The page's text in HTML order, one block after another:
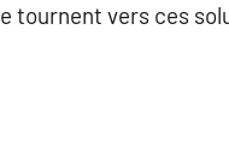
tournent vers ces